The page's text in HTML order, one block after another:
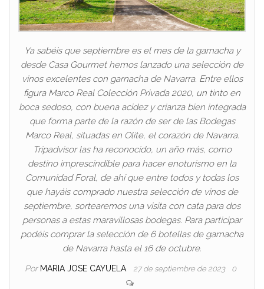
Ya sabéis que septiembre es el mes de la garnacha y
desde Casa Gourmet hemos lanzado una selección de
vinos excelentes con garnacha de Navarra. Entre ellos
figura Marco Real Colección Privada 2020, un tinto en
boca sedoso, con buena acidez y crianza bien integrada
que forma parte de la razón de ser de las Bodegas
Marco Real, situadas en Olite, el corazón de Navarra.
Tripadvisor las ha reconocido, un año más, como
destino imprescindible para hacer enoturismo en la
Comunidad Foral, de ahí que entre todos y todas los
que hayáis comprado nuestra selección de vinos de
septiembre, sortearemos una visita con cata para dos
personas a estas maravillosas bodegas. Para participar
podéis comprar la selección de 6 botellas de garnacha
de Navarra hasta el 16 de octubre.
Por MARIA JOSE CAYUELA 27 de septiembre de 2023 0